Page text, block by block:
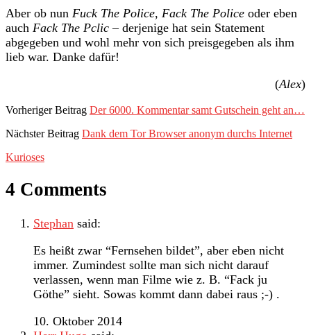
Aber ob nun Fuck The Police, Fack The Police oder eben
auch Fack The Pclic– derjenige hat sein Statement
abgegeben und wohl mehr von sich preisgegeben als ihm
lieb war. Danke dafür!
(Alex)
Vorheriger Beitrag Der 6000. Kommentar samt Gutschein geht an…
Nächster Beitrag Dank dem Tor Browser anonym durchs Internet
Kurioses
4 Comments
Stephan said:
Es heißt zwar “Fernsehen bildet”, aber eben nicht
immer. Zumindest sollte man sich nicht darauf
verlassen, wenn man Filme wie z. B. “Fack ju
Göthe” sieht. Sowas kommt dann dabei raus ;-) .
10. Oktober 2014